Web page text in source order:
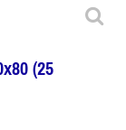
(25